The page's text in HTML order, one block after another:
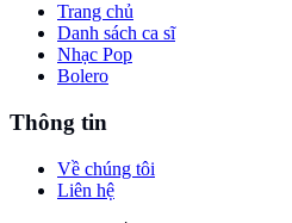
Trang chủ
Danh sách ca sĩ
Nhạc Pop
Bolero
Thông tin
Về chúng tôi
Liên hệ